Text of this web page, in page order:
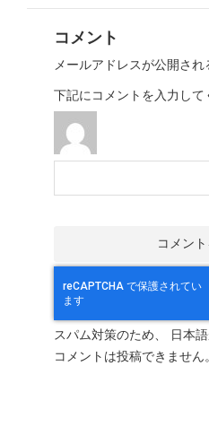
コメント
メールアドレスが公開され
下記にコメントを入力して
スパム対策のため、 日本
コメントは投稿できません